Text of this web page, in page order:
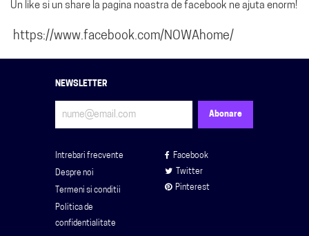
Un like si un share la pagina noastra de facebook ne ajuta enorm!
https://www.facebook.com/NOWAhome/
NEWSLETTER
Intrebari frecvente
Despre noi
Termeni si conditii
Politica de
confidentialitate
Facebook
Twitter
Pinterest